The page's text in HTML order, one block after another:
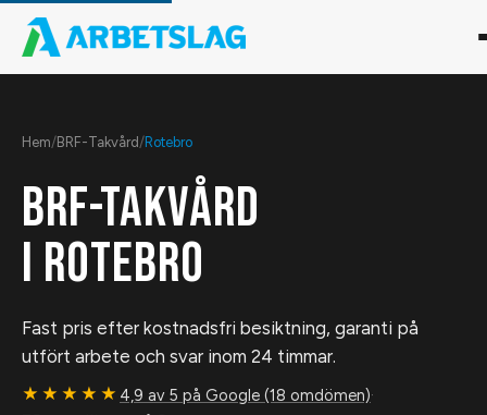
Hem/BRF-Takvård /Rotebro
BRF-TAKVÅRD
I ROTEBRO
Fast pris efter kostnadsfri besiktning, garanti på
utfört arbete och svar inom 24 timmar.
★★★★★ 4,9 av 5 på Google (18 omdömen)·